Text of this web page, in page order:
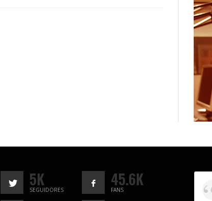
5K
SEGUIDORES
45.6K
FANS